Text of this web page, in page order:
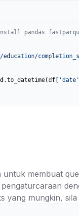
pandas
'date'
membuat
yang mungkin,